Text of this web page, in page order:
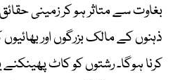
بغاوت سے متاثر ہو کر زمینی
ذہنوں کے مالک بزرگوں اور
کرنا ہوگا۔ رشتوں کو کاٹ